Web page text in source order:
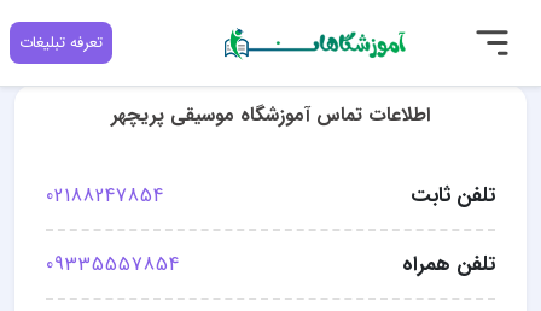
تعرفه تبلیغات
اطلاعات تماس آموزشگاه موسیقی پریچهر
تلفن ثابت 02188247854
تلفن همراه 09335557854